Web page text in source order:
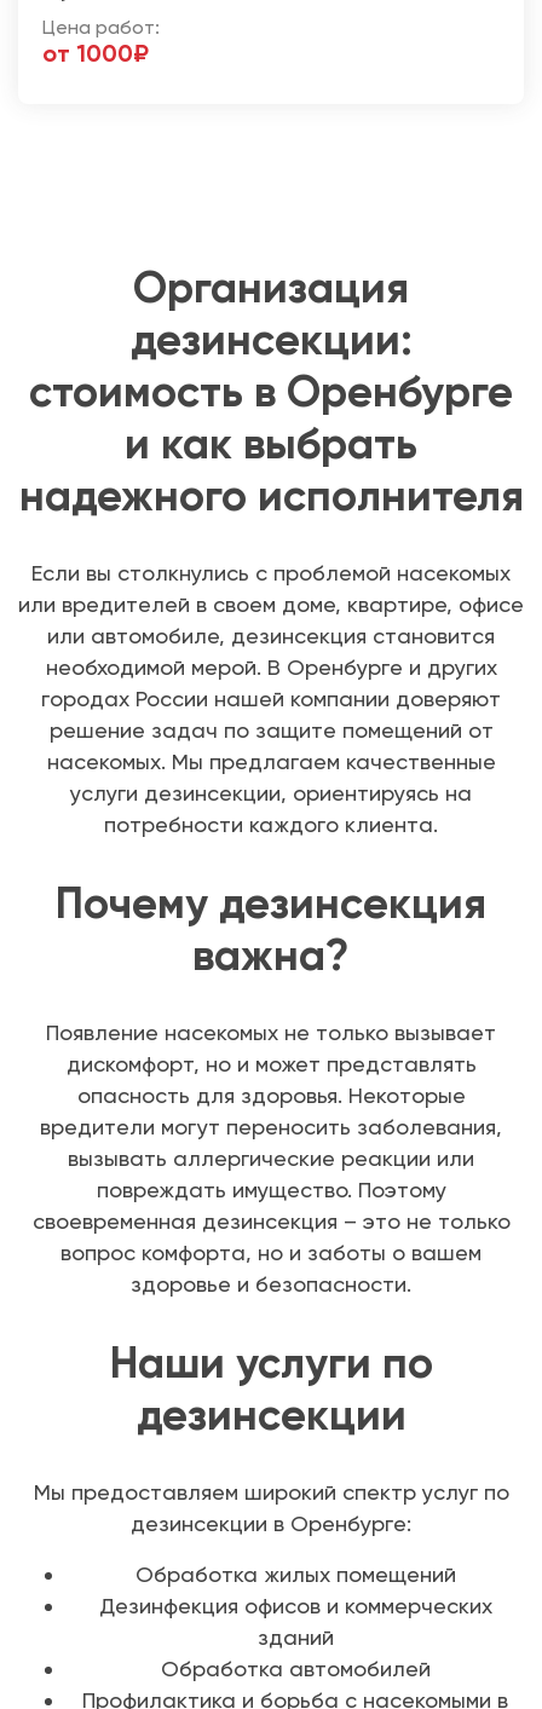
Цена работ:
от 1000₽
Организация
дезинсекции:
стоимость в Оренбурге
и как выбрать
надежного исполнителя
Если вы столкнулись с проблемой насекомых
или вредителей в своем доме, квартире, офисе
или автомобиле, дезинсекция становится
необходимой мерой. В Оренбурге и других
городах России нашей компании доверяют
решение задач по защите помещений от
насекомых. Мы предлагаем качественные
услуги дезинсекции, ориентируясь на
потребности каждого клиента.
Почему дезинсекция
важна?
Появление насекомых не только вызывает
дискомфорт, но и может представлять
опасность для здоровья. Некоторые
вредители могут переносить заболевания,
вызывать аллергические реакции или
повреждать имущество. Поэтому
своевременная дезинсекция – это не только
вопрос комфорта, но и заботы о вашем
здоровье и безопасности.
Наши услуги по
дезинсекции
Мы предоставляем широкий спектр услуг по
дезинсекции в Оренбурге:
Обработка жилых помещений
Дезинфекция офисов и коммерческих
зданий
Обработка автомобилей
Профилактика и борьба с насекомыми в